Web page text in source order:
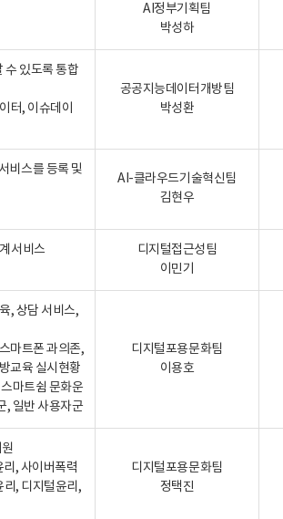
AI정부기획팀
박성하
수 있도록 통합
터, 이슈데이
공공지능데이터개방팀
박성환
비스를 등록 및
AI-클라우드기술혁신팀
김현우
서비스
디지털접근성팀
이민기
, 상담 서비스,
마트폰 과의존,
교육 실시현황
마트쉼 문화운
, 일반 사용자군
디지털포용문화팀
이용호
, 사이버폭력
리, 디지털윤리,
디지털포용문화팀
정택진